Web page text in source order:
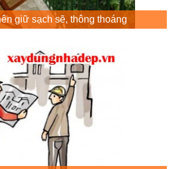
giữ sạch sẽ, thông thoáng